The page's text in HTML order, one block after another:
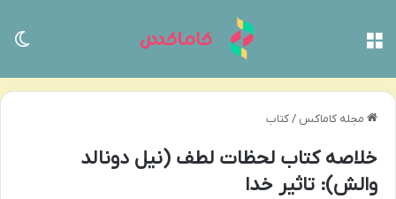
مجله کاماکس /کتاب
خلاصه کتاب لحظات لطف (نیل دونالد
والش): تاثیر خدا